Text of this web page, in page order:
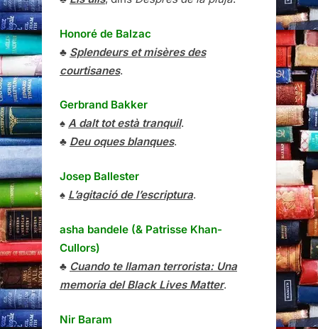
Honoré de Balzac
♣ Splendeurs et misères des
courtisanes.
Gerbrand Bakker
♠ A dalt tot està tranquil.
♣ Deu oques blanques.
Josep Ballester
♠ L’agitació de l’escriptura.
asha bandele (& Patrisse Khan-
Cullors)
♣ Cuando te llaman terrorista: Una
memoria del Black Lives Matter.
Nir Baram